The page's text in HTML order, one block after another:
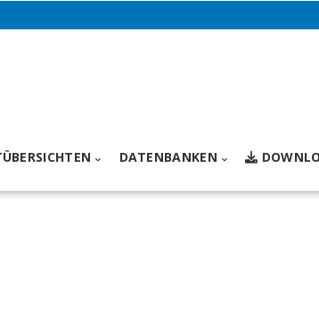
DATENBANKEN